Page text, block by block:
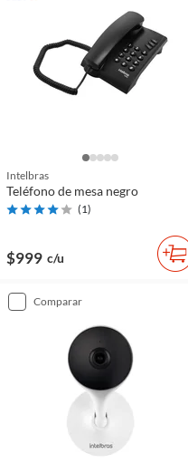
Intelbras
Teléfono de mesa negro
(1)
$999 c/u
comparar